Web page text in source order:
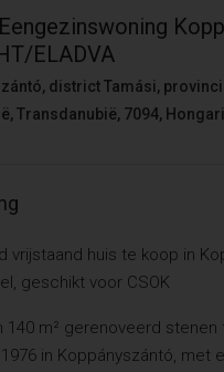
ELADVA
district Tamási,
Transdanubië, 7094,
vrijstaand huis te koop in
geschikt voor CSOK
140 m² gerenoveerd stenen
in Koppányszántó, met